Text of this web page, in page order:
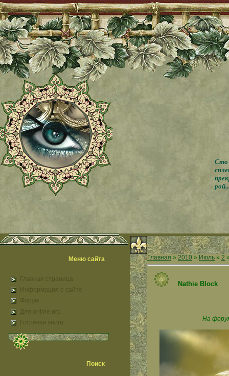
Сто
Меню сайта
Главная страница
Информация о сайте
Форум
Для online игр
Гостевая книга
Поиск
Главная » 2010 » Июль » 2
Nathie Block
На